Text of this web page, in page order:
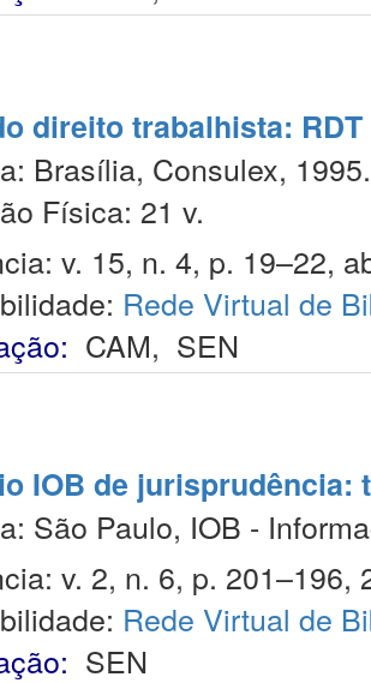
direito trabalhista: RDT
Brasília, Consulex, 1995.
Física: 21 v.
v. 15, n. 4, p. 19–22,
Rede Virtual de
CAM, SEN
IOB de
São Paulo, IOB -
v. 2, n. 6, p. 201–196,
Rede Virtual de
SEN